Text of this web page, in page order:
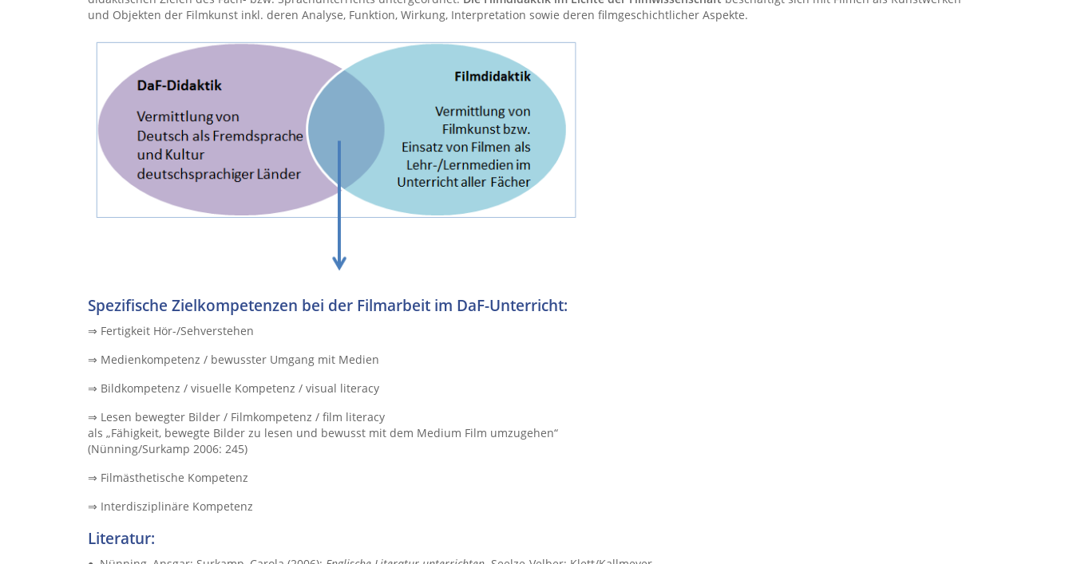
und Objekten der Filmkunst inkl. deren Analyse, Funktion, Wirkung, Interpretation sowie deren filmgeschichtlicher Aspekte.
Spezifische Zielkompetenzen bei der Filmarbeit im DaF-Unterricht:
⇒ Fertigkeit Hör-/Sehverstehen
⇒ Medienkompetenz / bewusster Umgang mit Medien
⇒ Bildkompetenz / visuelle Kompetenz / visual literacy
⇒ Lesen bewegter Bilder / Filmkompetenz / film literacy
als „Fähigkeit, bewegte Bilder zu lesen und bewusst mit dem Medium Film umzugehen“
(Nünning/Surkamp 2006: 245)
⇒ Filmästhetische Kompetenz
⇒ Interdisziplinäre Kompetenz
Literatur: